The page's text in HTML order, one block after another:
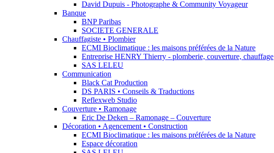
David Dupuis - Photographe & Community Voyageur
Banque
BNP Paribas
SOCIETE GENERALE
Chauffagiste • Plombier
ECMI Bioclimatique : les maisons préférées de la Nature
Entreprise HENRY Thierry - plomberie, couverture, chauffage
SAS LELEU
Communication
Black Cat Production
DS PARIS • Conseils & Traductions
Reflexweb Studio
Couverture • Ramonage
Eric De Deken – Ramonage – Couverture
Décoration • Agencement • Construction
ECMI Bioclimatique : les maisons préférées de la Nature
Espace décoration